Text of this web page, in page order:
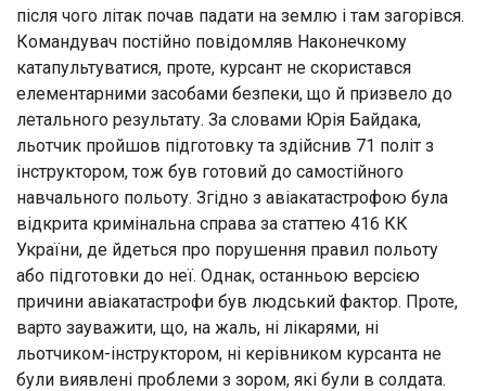
після чого літак почав падати на землю і там загорівся.
Командувач постійно повідомляв Наконечкому
катапультуватися, проте, курсант не скористався
елементарними засобами безпеки, що й призвело до
летального результату. За словами Юрія Байдака,
льотчик пройшов підготовку та здійснив 71 політ з
інструктором, тож був готовий до самостійного
навчального польоту. Згідно з авіакатастрофою була
відкрита кримінальна справа за статтею 416 КК
України, де йдеться про порушення правил польоту
або підготовки до неї. Однак, останньою версією
причини авіакатастрофи був людський фактор. Проте,
варто зауважити, що, на жаль, ні лікарями, ні
льотчиком-інструктором, ні керівником курсанта не
були виявлені проблеми з зором, які були в солдата.